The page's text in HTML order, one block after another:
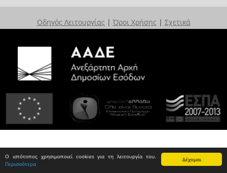
Δέχομαι
Ο ιστότοπος χρησιμοποιεί cookies για τη λειτουργία του.
Περισσότερα
Οδηγός Λειτουργίας | Όροι Χρήσης | Σχετικά